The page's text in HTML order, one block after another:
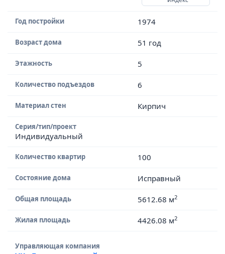
Год постройки 1974
Возраст дома 51 год
Этажность 5
Количество подъездов 6
Материал стен Кирпич
Серия/тип/проект
Индивидуальный
Количество квартир 100
Состояние дома Исправный
Общая площадь 5612.68 м2
Жилая площадь 4426.08 м2
Управляющая компания